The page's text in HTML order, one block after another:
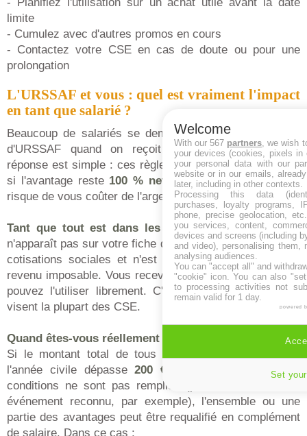
limite
- Cumulez avec d'autres promos en cours
- Contactez votre CSE en cas de doute ou pour une
prolongation
L'URSSAF et vous : quel est vraiment l'impact
en tant que salarié ?
Beaucoup de salariés se demandent pourquoi on parle
d'URSSAF quand on reçoit un chèque cadeau. La
réponse est simple : ces règles déterminent directement
si l'avantage reste 100 % net
dans votre poche ou s'il
risque de vous coûter de l'argent au final.
Tant que tout est dans les clous, le chèque cadeau
n'apparaît pas sur votre fiche de paie, n'est pas soumis à
cotisations sociales et n'est pas considéré comme un
revenu imposable. Vous recevez la valeur totale et vous
pouvez l'utiliser librement. C'est le scénario idéal que
visent la plupart des CSE.
Quand êtes-vous réellement impacté ?
Si le montant total de tous vos chèques cadeaux de
l'année civile dépasse200 €
(seuil 2026), ou si les
conditions ne sont pas remplies (pas de lien avec un
événement reconnu, par exemple), l'ensemble ou une
partie des avantages peut être requalifié en complément
de salaire. Dans ce cas :
Welcome
With our 567 partners , we wish
your devices (cookies, pixels
your personal data with our
website or in our emails,
later, including in other contexts.
Processing this data
purchases, loyalty programs,
phone, precise geolocation,
you services, content,
devices and screens (including
and video), personalising them,
analysing audiences.
You can "accept all" and
"cookie" icon. You can also
to processing activities not
remain valid for 1 day.
powered
Set